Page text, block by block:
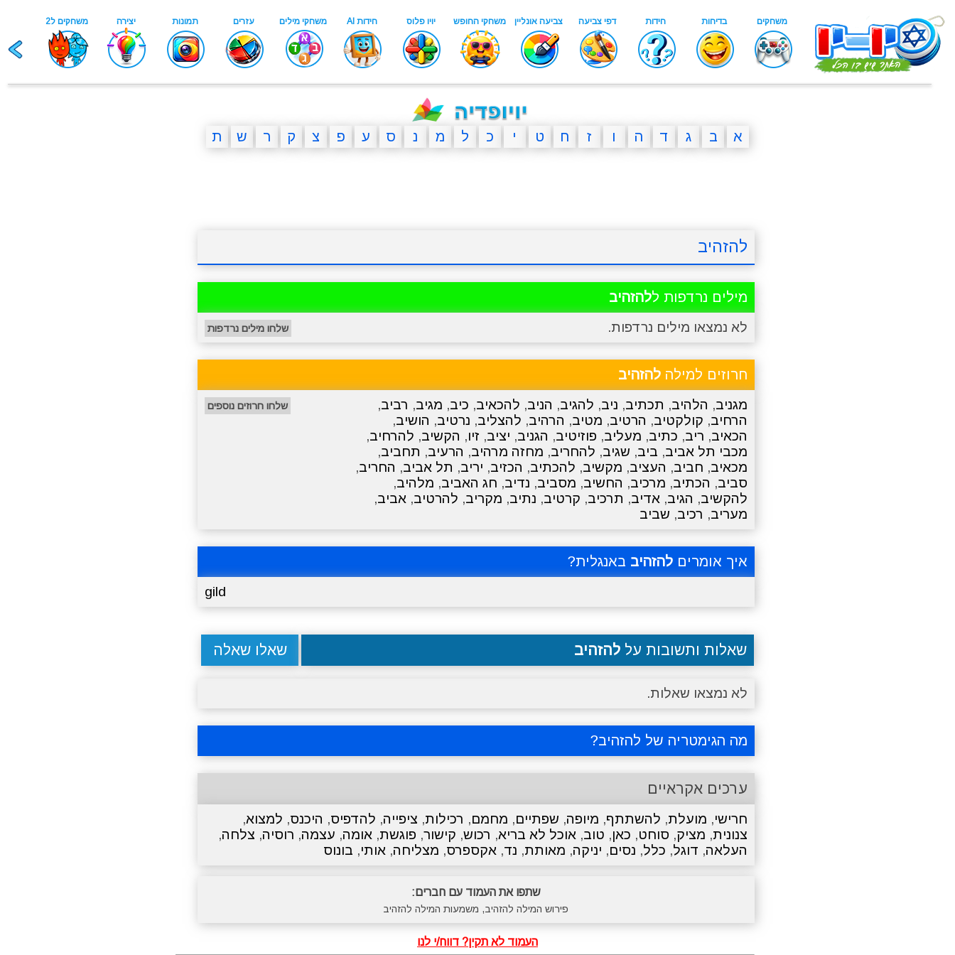
א ב ג ד ה ו ז ח ט י כ ל מ נ ס ע פ צ ק ר ש ת
להזהיב
מילים נרדפות ללהזהיב
לא נמצאו מילים נרדפות. שלחו מילים נרדפות
חרוזים למילה להזהיב
מגניב, הלהיב, תכתיב, ניב, להגיב, הניב, להכאיב, כיב, מגיב, רביב,
הרחיב, קולקטיב, הרטיב, מטיב, הרהיב, להצליב, נרטיב, הושיב,
הכאיב, ריב, כתיב, מעליב, פוזיטיב, הגניב, יציב, זיו, הקשיב, להרחיב,
מכבי תל אביב, ביב, שגיב, להחריב, מחזה מרהיב, הרעיב, תחביב,
מכאיב, חביב, העציב, מקשיב, להכתיב, הכזיב, יריב, תל אביב, החריב,
סביב, הכתיב, מרכיב, החשיב, מסביב, נדיב, חג האביב, מלהיב,
להקשיב, הגיב, אדיב, תרכיב, קרטיב, נתיב, מקריב, להרטיב, אביב,
מעריב, רכיב, שביב
שלחו חרוזים נוספים
איך אומרים להזהיב באנגלית?
gild
שאלות ותשובות עללהזהיב שאלו שאלה
לא נמצאו שאלות.
מה הגימטריה של להזהיב?
ערכים אקראיים
חרישי, מועלת, להשתתף, מיופה, שפתיים, מחמם, רכילות, ציפייה, להדפיס, היכנס, למצוא,
צנונית, מציק, סוחט, כאן, טוב, אוכל לא בריא, רכוש, קישור, פוגשת, אומה, עצמה, רוסיה, צלחה,
העלאה, דוגל, כלל, נסים, יניקה, מאותת, נד, אקספרס, מצליחה, אותי, בונוס
שתפו את העמוד עם חברים:
פירוש המילה להזהיב, משמעות המילה להזהיב
העמוד לא תקין? דווח/י לנו